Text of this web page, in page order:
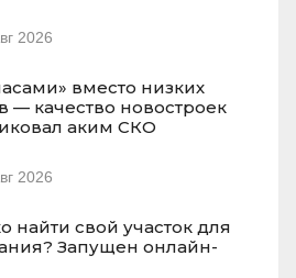
2026
вместо низких
— качество новостроек
аким СКО
2026
найти свой участок для
Запущен онлайн-